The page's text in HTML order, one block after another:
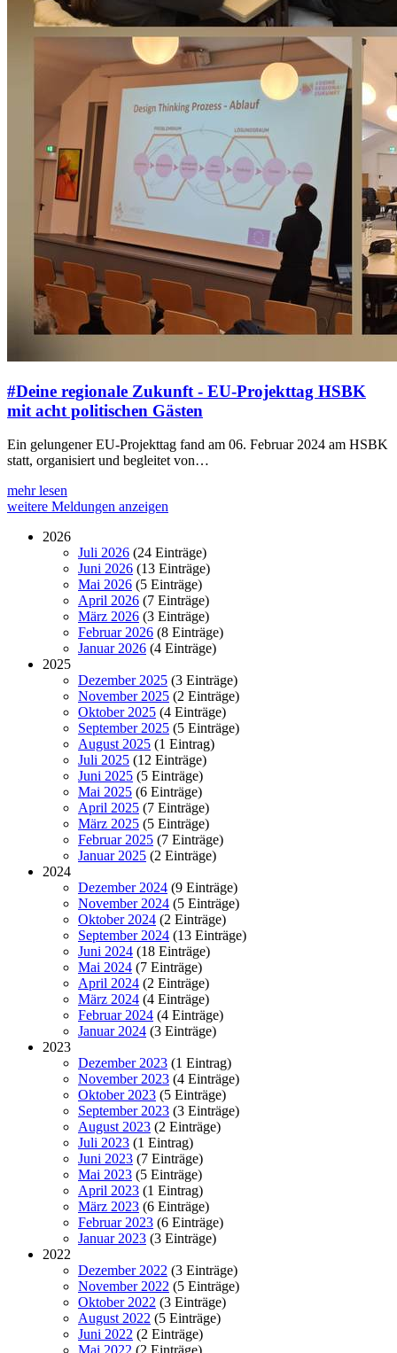
#Deine regionale Zukunft - EU-Projekttag HSBK
mit acht politischen Gästen
Ein gelungener EU-Projekttag fand am 06. Februar 2024 am HSBK
statt, organisiert und begleitet von…
mehr lesen
weitere Meldungen anzeigen
2026
Juli 2026 (24 Einträge)
Juni 2026 (13 Einträge)
Mai 2026 (5 Einträge)
April 2026 (7 Einträge)
März 2026 (3 Einträge)
Februar 2026 (8 Einträge)
Januar 2026 (4 Einträge)
2025
Dezember 2025 (3 Einträge)
November 2025 (2 Einträge)
Oktober 2025 (4 Einträge)
September 2025 (5 Einträge)
August 2025 (1 Eintrag)
Juli 2025 (12 Einträge)
Juni 2025 (5 Einträge)
Mai 2025 (6 Einträge)
April 2025 (7 Einträge)
März 2025 (5 Einträge)
Februar 2025 (7 Einträge)
Januar 2025 (2 Einträge)
2024
Dezember 2024 (9 Einträge)
November 2024 (5 Einträge)
Oktober 2024 (2 Einträge)
September 2024 (13 Einträge)
Juni 2024 (18 Einträge)
Mai 2024 (7 Einträge)
April 2024 (2 Einträge)
März 2024 (4 Einträge)
Februar 2024 (4 Einträge)
Januar 2024 (3 Einträge)
2023
Dezember 2023 (1 Eintrag)
November 2023 (4 Einträge)
Oktober 2023 (5 Einträge)
September 2023 (3 Einträge)
August 2023 (2 Einträge)
Juli 2023 (1 Eintrag)
Juni 2023 (7 Einträge)
Mai 2023 (5 Einträge)
April 2023 (1 Eintrag)
März 2023 (6 Einträge)
Februar 2023 (6 Einträge)
Januar 2023 (3 Einträge)
2022
Dezember 2022 (3 Einträge)
November 2022 (5 Einträge)
Oktober 2022 (3 Einträge)
August 2022 (5 Einträge)
Juni 2022 (2 Einträge)